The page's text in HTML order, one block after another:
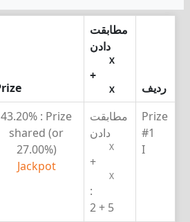
ردیف
مطابقت
دادن
X
+
X
Prize
#1
I
مطابقت
دادن
X
+
X
:
5 + 2
Prize :
43.20%
shared (or
27.00%)
Jackpot